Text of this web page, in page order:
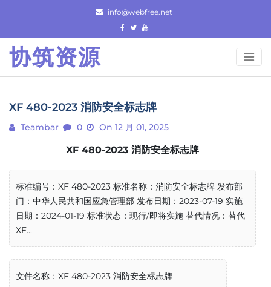
content
info@webfree.net
协筑资源
XF 480-2023 消防安全标志牌
Teambar 0 On 12 月 01, 2025
XF 480-2023 消防安全标志牌
标准编号：XF 480-2023 标准名称：消防安全标志牌 发布部
门：中华人民共和国应急管理部 发布日期：2023-07-19 实施
日期：2024-01-19 标准状态：现行/即将实施 替代情况：替代
XF...
文件名称：XF 480-2023 消防安全标志牌